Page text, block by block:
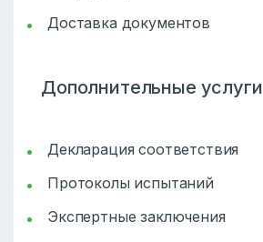
Доставка документов
Дополнительные услуги
Декларация соответствия
Протоколы испытаний
Экспертные заключения